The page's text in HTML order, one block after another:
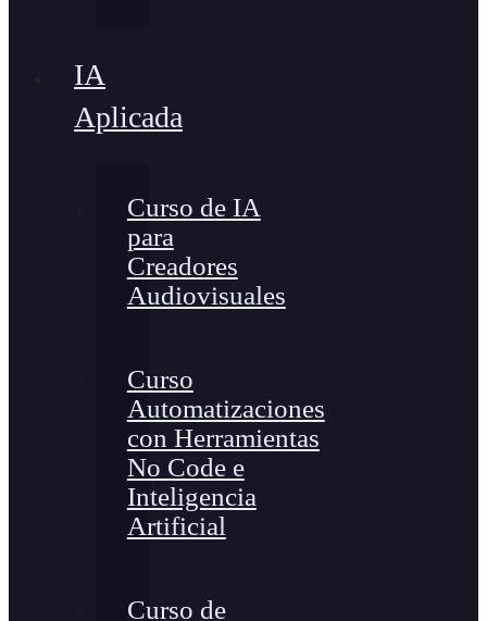
IA
Aplicada
Curso de IA
para
Creadores
Audiovisuales
Curso
Automatizaciones
con Herramientas
No Code e
Inteligencia
Artificial
Curso de